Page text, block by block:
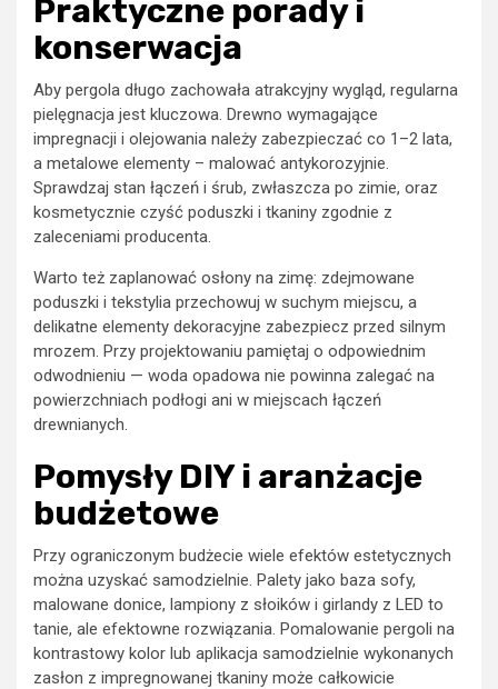
Praktyczne porady i
konserwacja
Aby pergola długo zachowała atrakcyjny wygląd, regularna
pielęgnacja jest kluczowa. Drewno wymagające
impregnacji i olejowania należy zabezpieczać co 1–2 lata,
a metalowe elementy – malować antykorozyjnie.
Sprawdzaj stan łączeń i śrub, zwłaszcza po zimie, oraz
kosmetycznie czyść poduszki i tkaniny zgodnie z
zaleceniami producenta.
Warto też zaplanować osłony na zimę: zdejmowane
poduszki i tekstylia przechowuj w suchym miejscu, a
delikatne elementy dekoracyjne zabezpiecz przed silnym
mrozem. Przy projektowaniu pamiętaj o odpowiednim
odwodnieniu — woda opadowa nie powinna zalegać na
powierzchniach podłogi ani w miejscach łączeń
drewnianych.
Pomysły DIY i aranżacje
budżetowe
Przy ograniczonym budżecie wiele efektów estetycznych
można uzyskać samodzielnie. Palety jako baza sofy,
malowane donice, lampiony z słoików i girlandy z LED to
tanie, ale efektowne rozwiązania. Pomalowanie pergoli na
kontrastowy kolor lub aplikacja samodzielnie wykonanych
zasłon z impregnowanej tkaniny może całkowicie